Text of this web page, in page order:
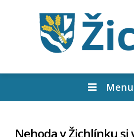
Menu
Nehoda v Žichlínku si